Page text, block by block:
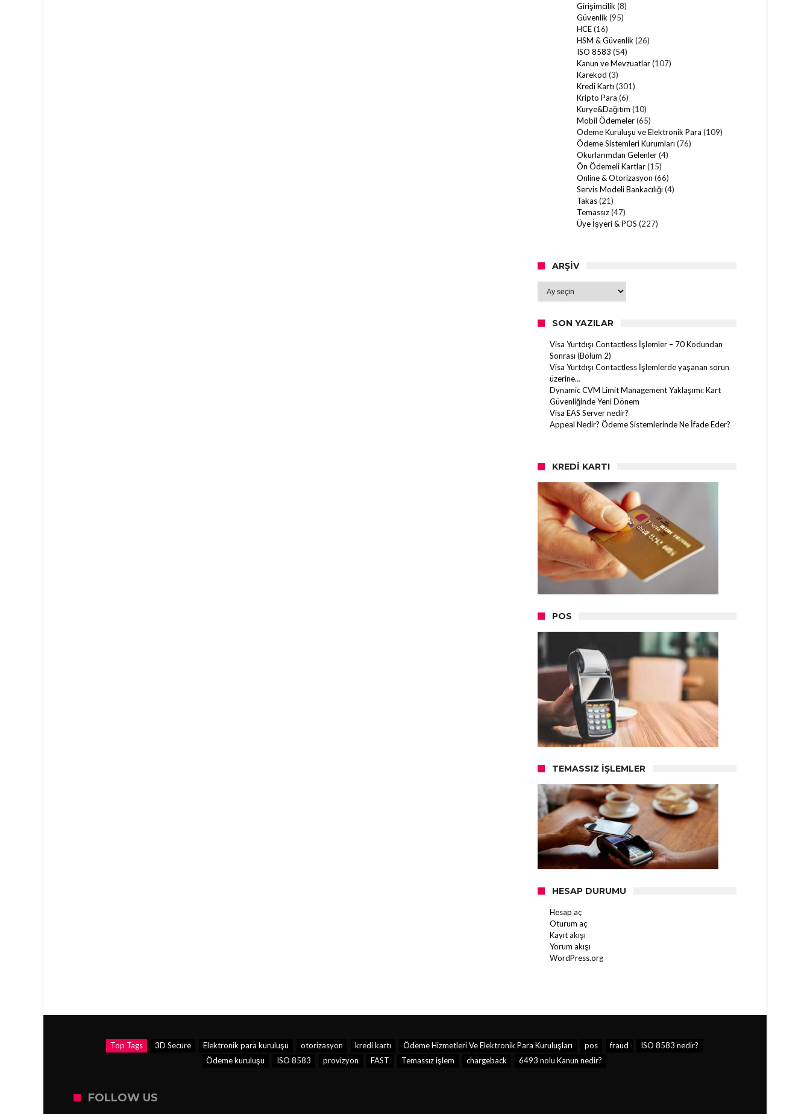
Girişimcilik (8)
Güvenlik (95)
HCE(16)
HSM & Güvenlik (26)
ISO 8583 (54)
Kanun ve Mevzuatlar(107)
Karekod (3)
Kredi Kartı (301)
Kripto Para (6)
Kurye&Dağıtım (10)
Mobil Ödemeler(65)
Ödeme Kuruluşu ve Elektronik Para (109)
Ödeme Sistemleri Kurumları (76)
Okurlarımdan Gelenler(4)
Ön Ödemeli Kartlar(15)
Online & Otorizasyon (66)
Servis Modeli Bankacılığı (4)
Takas(21)
Temassız(47)
Üye İşyeri & POS (227)
ARŞIV
SON YAZILAR
Visa Yurtdışı Contactless İşlemler – 70 Kodundan
Sonrası (Bölüm 2)
Visa Yurtdışı Contactless İşlemlerde yaşanan sorun
üzerine…
Dynamic CVM Limit Management Yaklaşımı: Kart
Güvenliğinde Yeni Dönem
Visa EAS Server nedir?
Appeal Nedir? Ödeme Sistemlerinde Ne İfade Eder?
KREDI KARTI
POS
TEMASSIZ İŞLEMLER
HESAP DURUMU
Hesap aç
Oturum aç
Kayıt akışı
Yorum akışı
WordPress.org
Top Tags 3D Secure Elektronik para kuruluşu otorizasyon kredi kartı Ödeme Hizmetleri Ve Elektronik Para Kuruluşları pos fraud
ISO 8583 nedir?
Ödeme kuruluşu
ISO 8583 provizyon FAST Temassız işlem chargeback 6493 nolu Kanun nedir?
FOLLOW US